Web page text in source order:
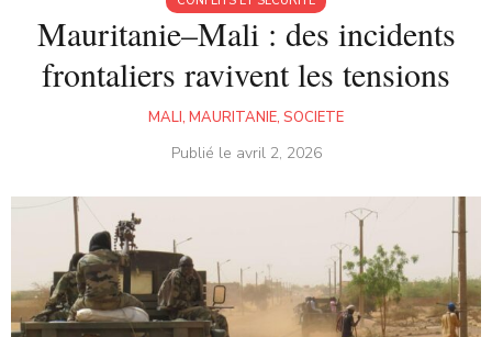
Mauritanie–Mali : des incidents
frontaliers ravivent les tensions
MALI, MAURITANIE, SOCIETE
Publié le avril 2, 2026